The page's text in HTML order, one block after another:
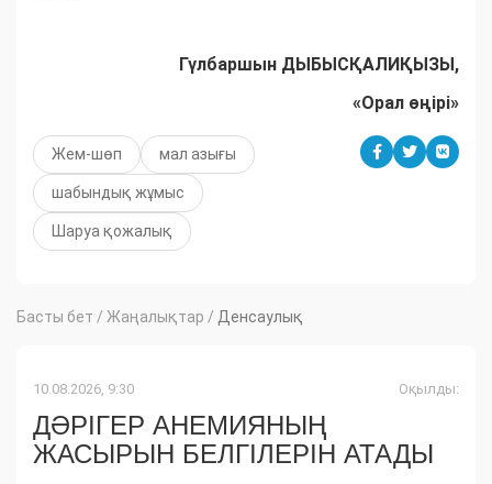
Гүлбаршын ДЫБЫСҚАЛИҚЫЗЫ,
«Орал өңірі»
Жем-шөп мал азығы
шабындық жұмыс
Шаруа қожалық
Басты бет / Жаңалықтар / Денсаулық
10.08.2026, 9:30 Оқылды:
ДӘРІГЕР АНЕМИЯНЫҢ
ЖАСЫРЫН БЕЛГІЛЕРІН АТАДЫ